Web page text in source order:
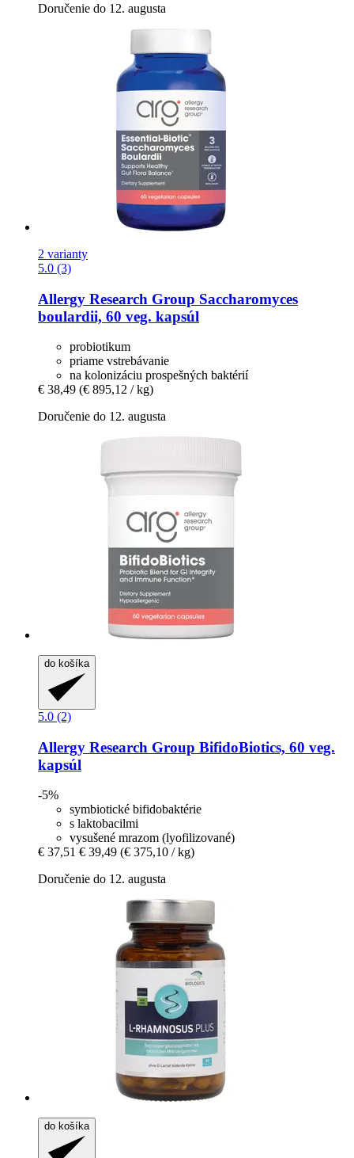
Doručenie do 12. augusta
2 varianty
5.0 (3)
Allergy Research Group Saccharomyces
boulardii, 60 veg. kapsúl
probiotikum
priame vstrebávanie
na kolonizáciu prospešných baktérií
€ 38,49 (€ 895,12 / kg)
Doručenie do 12. augusta
do košíka
5.0 (2)
Allergy Research Group BifidoBiotics, 60 veg.
kapsúl
-5%
symbiotické bifidobaktérie
s laktobacilmi
vysušené mrazom (lyofilizované)
€ 37,51 € 39,49 (€ 375,10 / kg)
Doručenie do 12. augusta
do košíka